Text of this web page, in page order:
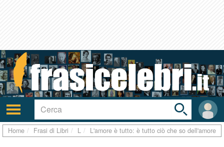
Attiva/disattiva
navigazione
User
area
Toggle
search
bar
Home Frasi di Libri L L'amore è tutto: è tutto ciò che so dell'amore